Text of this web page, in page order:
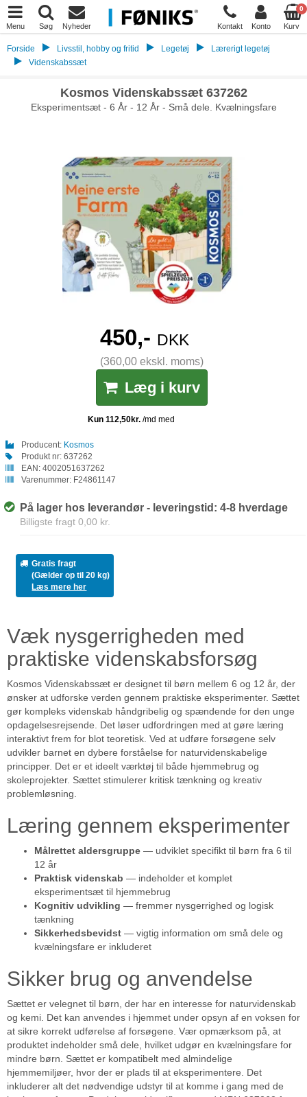
Menu Søg Nyheder Kontakt Konto
0
Kurv
Forside Livsstil, hobby og fritid Legetøj
Lærerigt legetøj
Videnskabssæt
Kosmos Videnskabssæt 637262
Eksperimentsæt - 6 År - 12 År - Små dele. Kvælningsfare
450,- DKK
(360,00 ekskl. moms)
Læg i kurv
Producent: Kosmos
Produkt nr: 637262
EAN: 4002051637262
Varenummer: F24861147
På lager hos leverandør - leveringstid: 4-8 hverdage
Billigste fragt 0,00 kr.
Gratis fragt
(Gælder op til 20 kg)
Læs mere her
Væk nysgerrigheden med
praktiske videnskabsforsøg
Kosmos Videnskabssæt er designet til børn mellem 6 og 12 år, der
ønsker at udforske verden gennem praktiske eksperimenter. Sættet
gør kompleks videnskab håndgribelig og spændende for den unge
opdagelsesrejsende. Det løser udfordringen med at gøre læring
interaktivt frem for blot teoretisk. Ved at udføre forsøgene selv
udvikler barnet en dybere forståelse for naturvidenskabelige
principper. Det er et ideelt værktøj til både hjemmebrug og
skoleprojekter. Sættet stimulerer kritisk tænkning og kreativ
problemløsning.
Læring gennem eksperimenter
Målrettet aldersgruppe — udviklet specifikt til børn fra 6 til
12 år
Praktisk videnskab — indeholder et komplet
eksperimentsæt til hjemmebrug
Kognitiv udvikling — fremmer nysgerrighed og logisk
tænkning
Sikkerhedsbevidst — vigtig information om små dele og
kvælningsfare er inkluderet
Sikker brug og anvendelse
Sættet er velegnet til børn, der har en interesse for naturvidenskab
og kemi. Det kan anvendes i hjemmet under opsyn af en voksen for
at sikre korrekt udførelse af forsøgene. Vær opmærksom på, at
produktet indeholder små dele, hvilket udgør en kvælningsfare for
mindre børn. Sættet er kompatibelt med almindelige
hjemmemiljøer, hvor der er plads til at eksperimentere. Det
inkluderer alt det nødvendige udstyr til at komme i gang med de